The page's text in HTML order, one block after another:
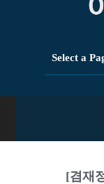
Select a
[겸재